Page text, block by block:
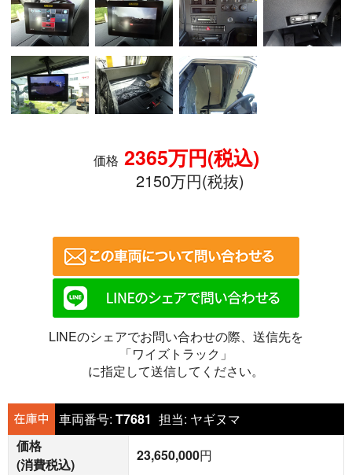
価格 2365万円(税込)
2150万円(税抜)
LINEのシェアでお問い合わせの際、送信先を
「ワイズトラック」
に指定して送信してください。
車両番号: T7681 担当: ヤギヌマ
価格
(消費税込)
23,650,000円